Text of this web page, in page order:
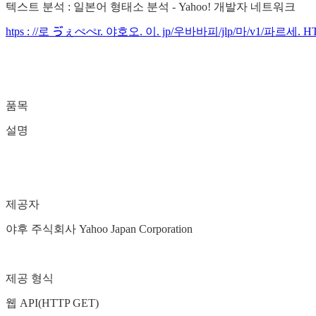
텍스트 분석 : 일본어 형태소 분석 - Yahoo! 개발자 네트워크
htps : //로 ゔぇぺぺr. 야호오. 이. jp/우바바피/jlp/마/v1/파르세.
품목
설명
제공자
야후 주식회사 Yahoo Japan Corporation
제공 형식
웹 API(HTTP GET)